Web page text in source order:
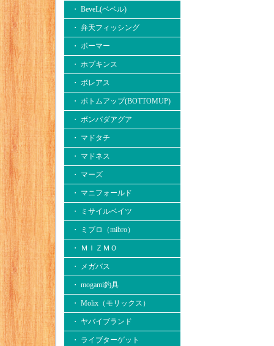
・ BeveL(ベベル)
・ 弁天フィッシング
・ ボーマー
・ ホプキンス
・ ボレアス
・ ボトムアップ(BOTTOMUP)
・ ボンバダアグア
・ マドタチ
・ マドネス
・ マーズ
・ マニフォールド
・ ミサイルベイツ
・ ミブロ（mibro）
・ ＭＩＺＭＯ
・ メガバス
・ mogami釣具
・ Molix（モリックス）
・ ヤバイブランド
・ ライブターゲット